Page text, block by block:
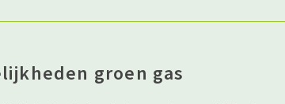
groen gas